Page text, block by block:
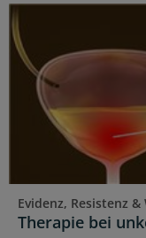
Evidenz, Resistenz
Therapie bei